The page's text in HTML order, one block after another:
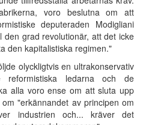
voro beslutna om att
deputeraden Modigliani
grad revolutionär, att det icke
den kapitalistiska regimen."
olyckligtvis en ultrakonservativ
ledarna och de
alla voro ense om att sluta upp
"erkännandet av principen om
industrien och... kräver det